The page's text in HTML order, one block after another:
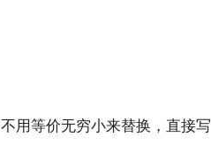
不用等价无穷小来替换，直接写